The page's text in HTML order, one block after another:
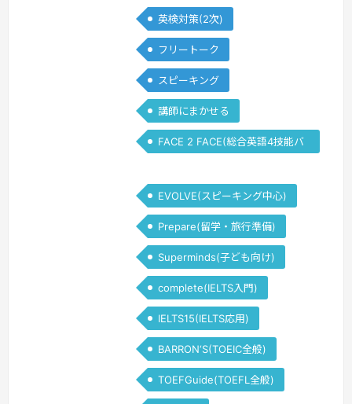
英検対策(2次)
フリートーク
スピーキング
講師にまかせる
FACE 2 FACE(総合英語4技能バ
EVOLVE(スピーキング中心)
Prepare(留学・旅行準備)
Superminds(子ども向け)
complete(IELTS入門)
IELTS15(IELTS応用)
BARRON‘S(TOEIC全般)
TOEFGuide(TOEFL全般)